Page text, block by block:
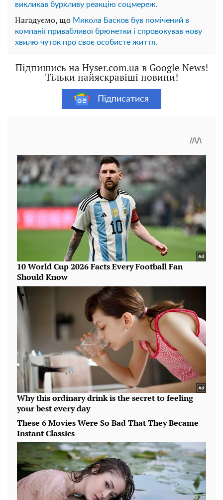
викликав бурхливу реакцію соцмереж.
Нагадуємо, що Микола Басков був помічений в
компанії привабливої брюнетки і спровокував нову
хвилю чуток про своє особисте життя.
Підпишись на Hyser.com.ua в Google News!
Тільки найяскравіші новини!
Підписатися